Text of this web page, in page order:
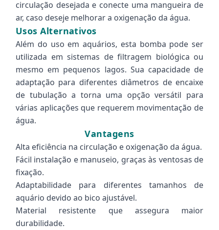
circulação desejada e conecte uma mangueira de
ar, caso deseje melhorar a oxigenação da água.
Usos Alternativos
Além do uso em aquários, esta bomba pode ser
utilizada em sistemas de filtragem biológica ou
mesmo em pequenos lagos. Sua capacidade de
adaptação para diferentes diâmetros de encaixe
de tubulação a torna uma opção versátil para
várias aplicações que requerem movimentação de
água.
Vantagens
Alta eficiência na circulação e oxigenação da água.
Fácil instalação e manuseio, graças às ventosas de
fixação.
Adaptabilidade para diferentes tamanhos de
aquário devido ao bico ajustável.
Material resistente que assegura maior
durabilidade.